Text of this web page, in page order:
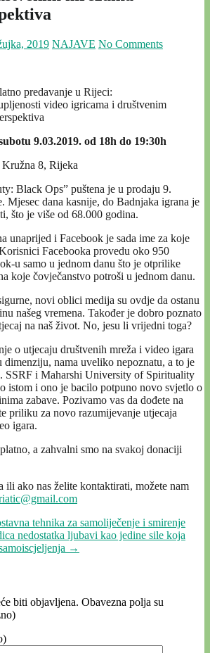
2019 NAJAVE No Comments
predavanje u Rijeci:
video igricama i društvenim
9.03.2019. od 18h do 19:30h
8, Rijeka
Black Ops” puštena je u prodaju 9.
Mjesec dana kasnije, do Badnjaka igrana je
što je više od 68.000 godina.
unaprijed i Facebook je sada ime za koje
Facebooka provedu oko 950
u samo u jednom danu što je otprilike
koje čovječanstvo potroši u jednom danu.
novi oblici medija su ovdje da ostanu
našeg vremena. Također je dobro poznato
na naš život. No, jesu li vrijedni toga?
o utjecaju društvenih mreža i video igara
dimenziju, nama uveliko nepoznatu, a to je
SSRF i Maharshi University of Spirituality
istom i ono je bacilo potpuno novo svjetlo o
zabave. Pozivamo vas da dođete na
priliku za novo razumijevanje utjecaja
igara.
a zahvalni smo na svakoj donaciji
ili ako nas želite kontaktirati, možete nam
tehnika za samoliječenje i smirenje
nedostatka ljubavi kao jedine sile koja
→
biti objavljena. Obavezna polja su